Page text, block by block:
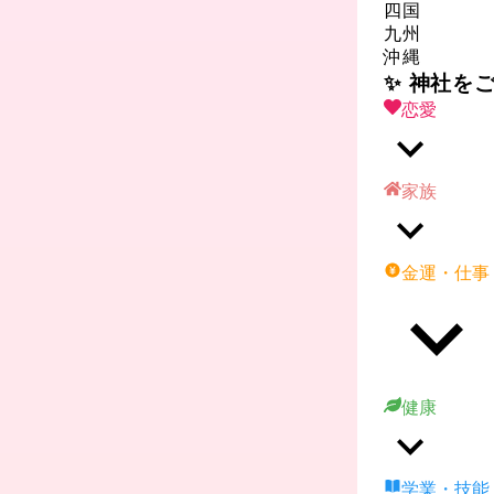
四国
九州
沖縄
✨ 神社を
恋愛
家族
金運・仕事
健康
学業・技能